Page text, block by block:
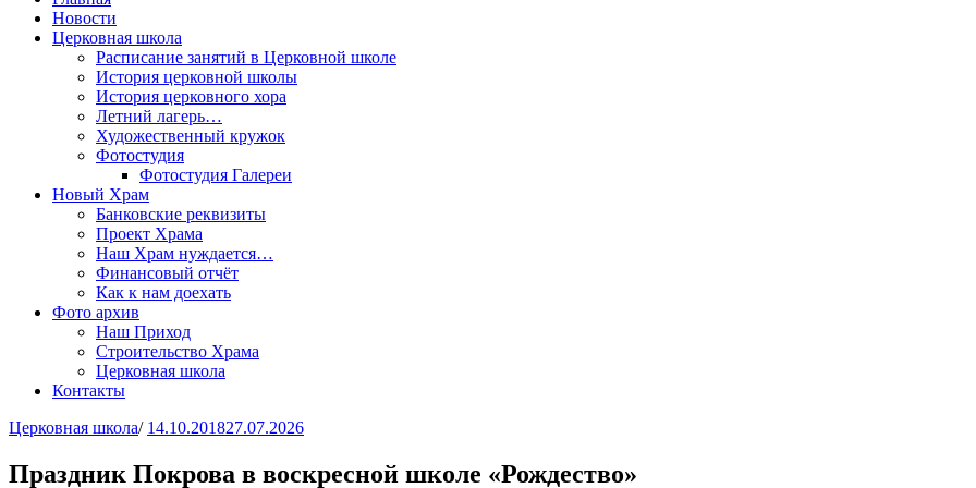
Новости
Церковная школа
Расписание занятий в Церковной школе
История церковной школы
История церковного хора
Летний лагерь…
Художественный кружок
Фотостудия
Фотостудия Галереи
Новый Храм
Банковские реквизиты
Проект Храма
Наш Храм нуждается…
Финансовый отчёт
Как к нам доехать
Фото архив
Наш Приход
Строительство Храма
Церковная школа
Контакты
Церковная школа/ 14.10.201827.07.2026
Праздник Покрова в воскресной школе «Рождество»